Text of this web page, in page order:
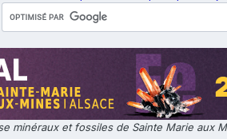
minéraux et fossiles de Sainte Marie aux